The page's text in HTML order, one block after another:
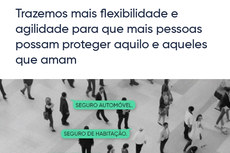
Trazemos mais flexibilidade e
agilidade para que mais pessoas
possam proteger aquilo e aqueles
que amam